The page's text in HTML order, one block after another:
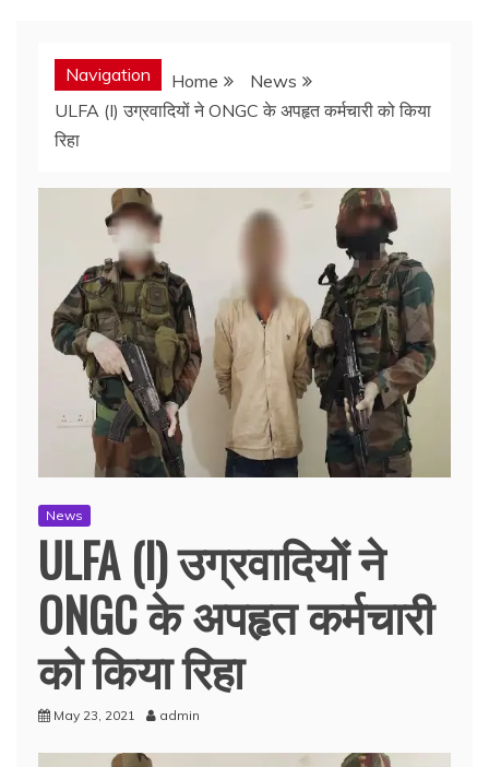
Navigation Home
News
ULFA (I) उग्रवादियों ने ONGC के अपहृत कर्मचारी को किया
रिहा
News
ULFA (I) उग्रवादियों ने
ONGC के अपहृत कर्मचारी
को किया रिहा
May 23, 2021 admin